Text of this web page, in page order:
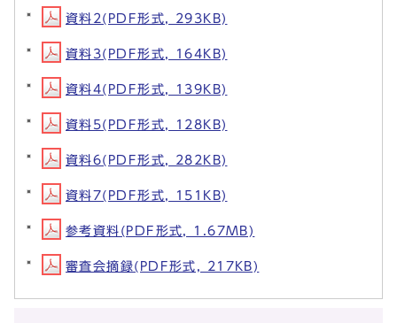
資料2(PDF形式, 293KB)
資料3(PDF形式, 164KB)
資料4(PDF形式, 139KB)
資料5(PDF形式, 128KB)
資料6(PDF形式, 282KB)
資料7(PDF形式, 151KB)
参考資料(PDF形式, 1.67MB)
審査会摘録(PDF形式, 217KB)